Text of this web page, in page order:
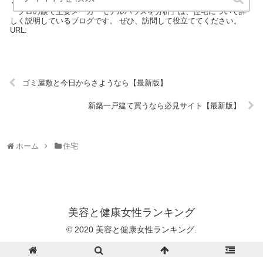
「プロの眼で主要メーカーモデルハウスを分析」は、住宅について詳
しく説明しているブログです。 ぜひ、訪問して役立ててください。
URL:
ゴミ屋敷と今日からさようなら【最新版】
新築一戸建て買うなら必見サイト【最新版】
ホーム 住宅
美容と健康女性ランキング
© 2020 美容と健康女性ランキング.